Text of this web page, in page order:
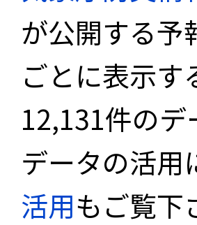
が公開する予
ごとに表示
12,131件のデ
データの活用
活用もご覧下